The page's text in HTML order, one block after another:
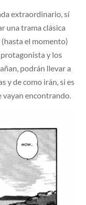
extraordinario, sí
una trama clásica
el momento)
y los
podrán llevar a
y de como irán, si es
vayan encontrando.